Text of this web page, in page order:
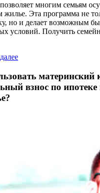
многим семьям
жилье. Эта программа не
но и делает возможным
условий. Получить
материнский
взнос по ипотеке